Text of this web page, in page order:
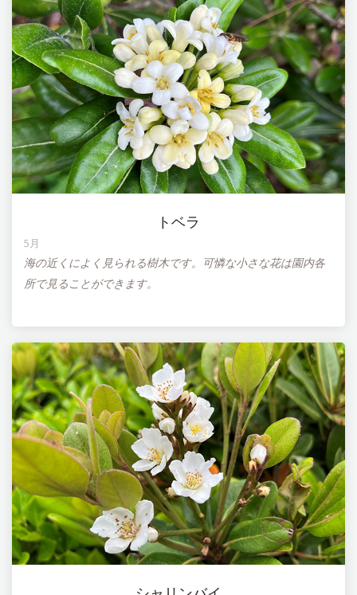
トベラ
5月
海の近くによく見られる樹木です。可憐な小さな花は園内各
所で見ることができます。